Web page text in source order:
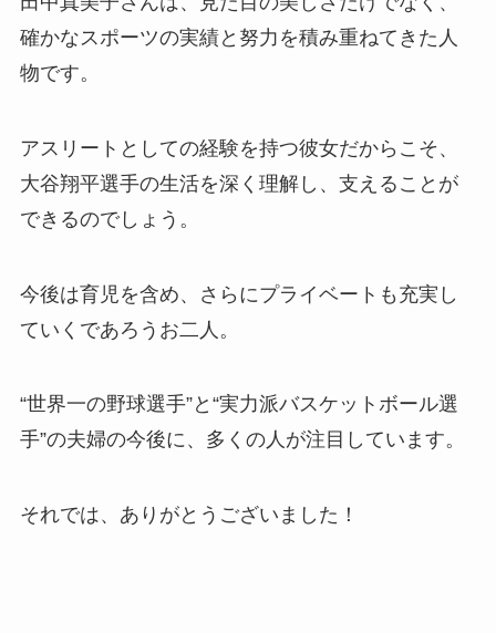
確かなスポーツの実績と努力を積み重ねてきた人
物です。
アスリートとしての経験を持つ彼女だからこそ、
大谷翔平選手の生活を深く理解し、支えることが
できるのでしょう。
今後は育児を含め、さらにプライベートも充実し
ていくであろうお二人。
“世界一の野球選手”と“実力派バスケットボール選
手”の夫婦の今後に、多くの人が注目しています。
それでは、ありがとうございました！